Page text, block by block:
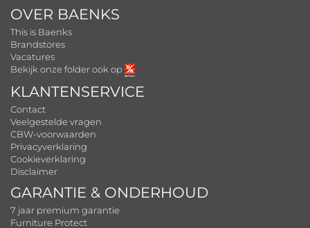
OVER BAENKS
This is Baenks
Brandstores
Vacatures
Bekijk onze folder ook op
KLANTENSERVICE
Contact
Veelgestelde vragen
CBW-voorwaarden
Privacyverklaring
Cookieverklaring
Disclaimer
GARANTIE & ONDERHOUD
7 jaar premium garantie
Furniture Protect